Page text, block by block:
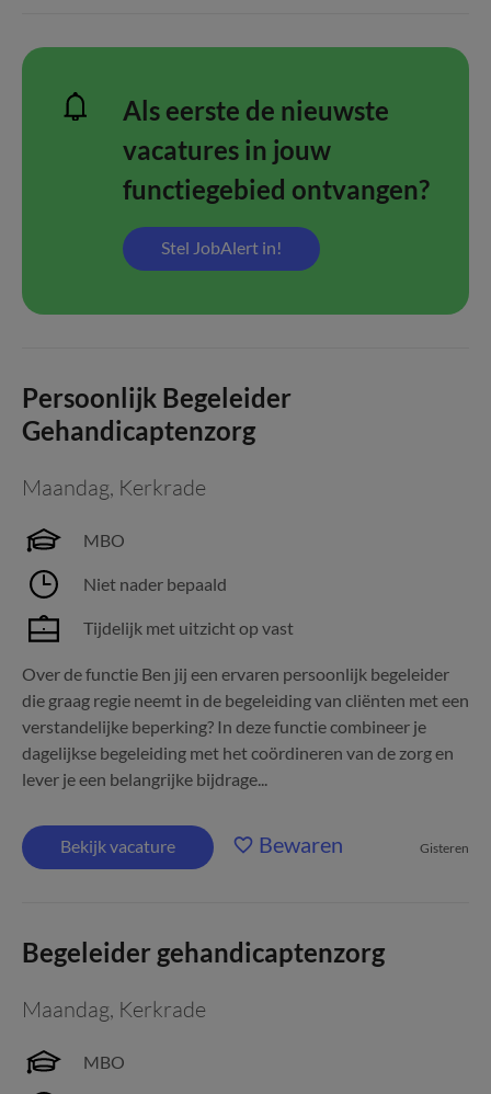
Als eerste de nieuwste
vacatures in jouw
functiegebied ontvangen?
Stel JobAlert in!
Persoonlijk Begeleider
Gehandicaptenzorg
Maandag, Kerkrade
MBO
Niet nader bepaald
Tijdelijk met uitzicht op vast
Over de functie Ben jij een ervaren persoonlijk begeleider
die graag regie neemt in de begeleiding van cliënten met een
verstandelijke beperking? In deze functie combineer je
dagelijkse begeleiding met het coördineren van de zorg en
lever je een belangrijke bijdrage...
Bekijk vacature Bewaren Gisteren
Begeleider gehandicaptenzorg
Maandag, Kerkrade
MBO